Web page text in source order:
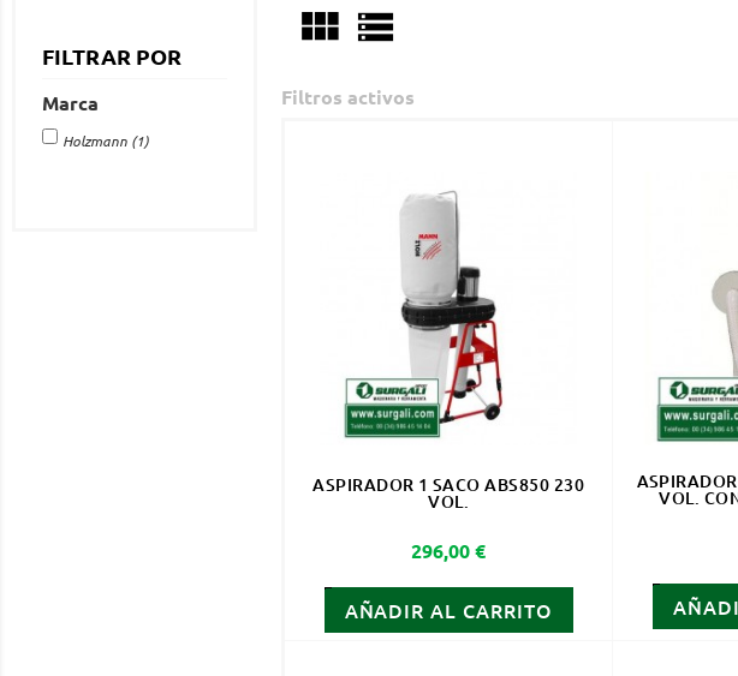
 
Filtros activos
ASPIRADOR 1 SACO ABS850 230
VOL.
Precio
296,00 €
AÑADIR AL CARRITO
VOL.
FILTRAR POR
Marca
Holzmann (1)